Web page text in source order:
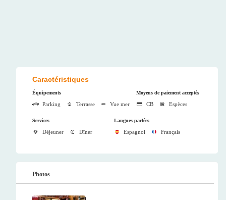
Caractéristiques
Équipements
Parking Terrasse Vue mer
Moyens de paiement acceptés
CB Espèces
Services
Déjeuner Dîner
Langues parlées
Espagnol Français
Photos